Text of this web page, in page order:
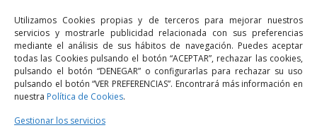
Utilizamos Cookies propias y de terceros para mejorar nuestros
servicios y mostrarle publicidad relacionada con sus preferencias
mediante el análisis de sus hábitos de navegación. Puedes aceptar
todas las Cookies pulsando el botón “ACEPTAR”, rechazar las cookies,
pulsando el botón “DENEGAR” o configurarlas para rechazar su uso
pulsando el botón “VER PREFERENCIAS”. Encontrará más información en
nuestra Política de Cookies.
Gestionar los servicios
bcn@bellavistalegal.eu
GRANOLLERS
C/ Sant Jaume, 16 1r, 08401 Granollers (Bcn)
+34 93 860 39 60
grn@bellavistalegal.eu
MADRID